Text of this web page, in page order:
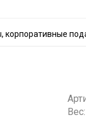
корпоративные
Вес: